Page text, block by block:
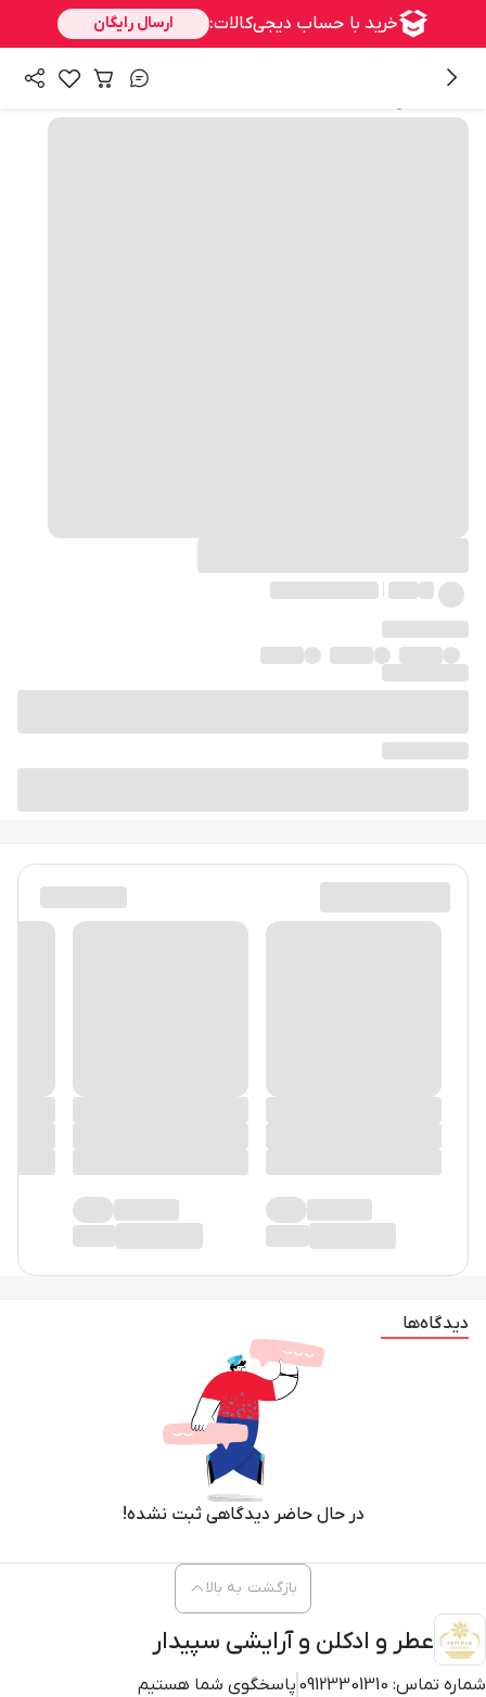
دیدگاه‌ها
در حال حاضر دیدگاهی ثبت نشده!
عطر و ادکلن و آرایشی سپیدار
شماره تماس: 09123301310 پاسخگوی شما هستیم
بازگشت به بالا